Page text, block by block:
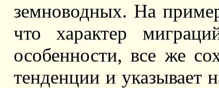
земноводных. На
что характер
особенности, все же
тенденции и указывает